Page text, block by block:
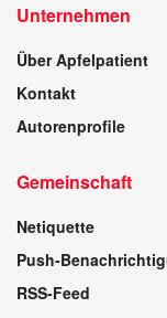
Unternehmen
Über Apfelpatient
Kontakt
Autorenprofile
Gemeinschaft
Netiquette
Push-
RSS-Feed